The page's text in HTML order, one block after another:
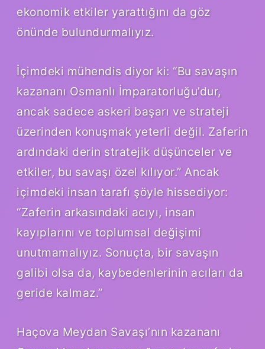
ekonomik etkiler yarattığını da göz
önünde bulundurmalıyız.
İçimdeki mühendis diyor ki: “Bu savaşın
kazananı Osmanlı İmparatorluğu’dur,
ancak sadece askeri başarı ve strateji
üzerinden konuşmak yeterli değil. Zaferin
ardındaki derin stratejik düşünceler ve
etkiler, bu savaşı özel kılıyor.” Ancak
içimdeki insan tarafı şöyle hissediyor:
“Zaferin arkasındaki acıyı, insan
kayıplarını ve toplumsal değişimi
unutmamalıyız. Sonuçta, bir savaşın
galibi olsa da, kaybedenlerinin acıları da
geride kalmaz.”
Haçova Meydan Savaşı’nın kazananı